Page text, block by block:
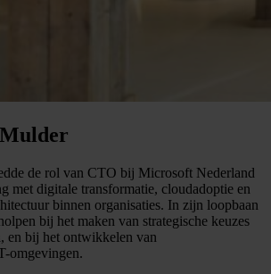
de rol van CTO bij Microsoft Nederland
met digitale transformatie, cloudadoptie en
binnen organisaties. In zijn loopbaan
bij het maken van strategische keuzes
en bij het ontwikkelen van
omgevingen.